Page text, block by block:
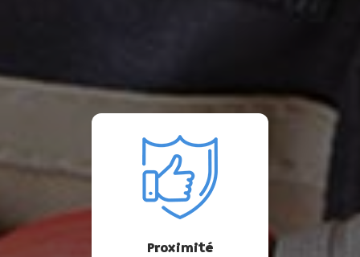
Proximité